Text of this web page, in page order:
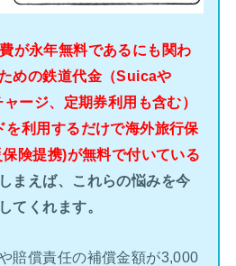
が永年無料であるにも関わ
めの鉄道代金（Suicaや
ージ、定期券利用も含む）
を利用するだけで海外旅行保
険提携)が無料で付いている
まえば、これらの悩みを今
てくれます。
賠償責任の補償金額が3,000